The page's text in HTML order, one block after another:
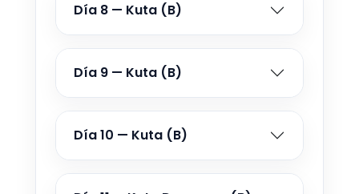
20 SEP - 30 SEP 2026
Desde €1.210
21 SEP - 1 OCT 2026
Día 8 — Kuta (B)
Día 9 — Kuta (B)
Día 10 — Kuta (B)